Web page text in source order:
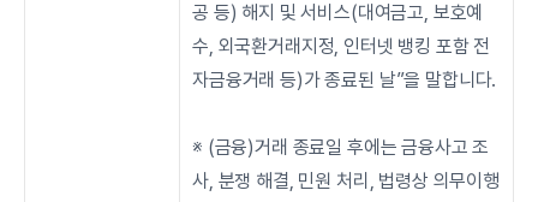
공 등) 해지 및 서비스(대여금고, 보호예
수, 외국환거래지정, 인터넷 뱅킹 포함 전
자금융거래 등)가 종료된 날”을 말합니다.
※ (금융)거래 종료일 후에는 금융사고 조
사, 분쟁 해결, 민원 처리, 법령상 의무이행